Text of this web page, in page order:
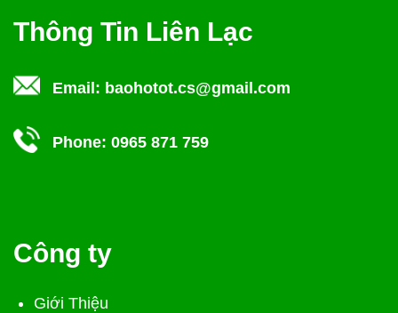
Thông Tin Liên Lạc
Email: baohotot.cs@gmail.com
Phone: 0965 871 759
Công ty
Giới Thiệu